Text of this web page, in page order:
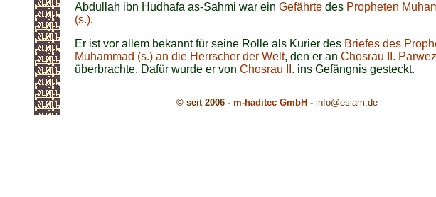
Abdullah ibn Hudhafa as-Sahmi war ein Gefährte des Propheten
(s.).
Er ist vor allem bekannt für seine Rolle als Kurier des Briefes des
Muhammad (s.) an die Herrscher der Welt, den er an Chosrau II. Parwez
überbrachte. Dafür wurde er von Chosrau II. ins Gefängnis gesteckt.
© seit 2006 - m-haditec GmbH - info@eslam.de